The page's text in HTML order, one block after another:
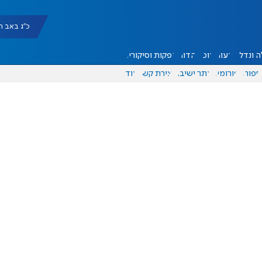
כ"ג באב תשפ"ו
ונדל"ן דעות אוכל יהדות הפקות וסיקורים
ספורט פורומים אתר ישיבה יצירת קשר עוד